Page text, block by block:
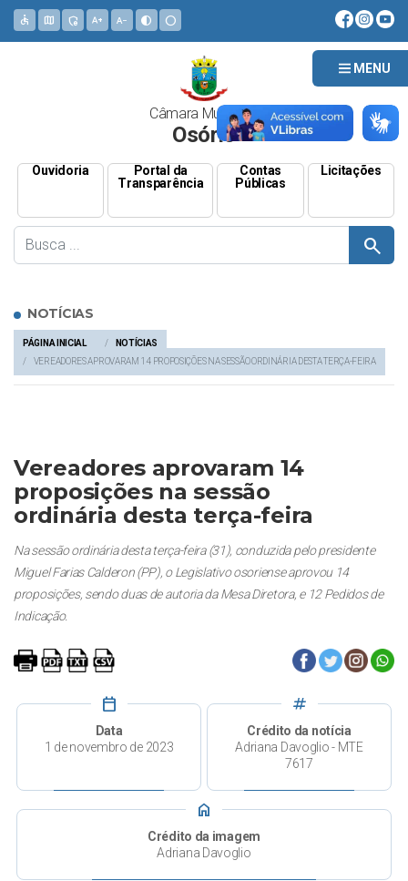
MENU
accessible map admin_panel_settings text_increase text_decrease contrast circle
Câmara Municipal
Osório
Ouvidoria
Portal da
Transparência
Contas
Públicas
Licitações
search
NOTÍCIAS
PÁGINA INICIAL
NOTÍCIAS
VEREADORES APROVARAM 14 PROPOSIÇÕES NA SESSÃO ORDINÁRIA DESTA TERÇA-FEIRA
Vereadores aprovaram 14
proposições na sessão
ordinária desta terça-feira
Na sessão ordinária desta terça-feira (31), conduzida pelo presidente
Miguel Farias Calderon (PP), o Legislativo osoriense aprovou 14
proposições, sendo duas de autoria da Mesa Diretora, e 12 Pedidos de
Indicação.
calendar_today
Data
1 de novembro de 2023
tag
Crédito da notícia
Adriana Davoglio - MTE
7617
home
Crédito da imagem
Adriana Davoglio